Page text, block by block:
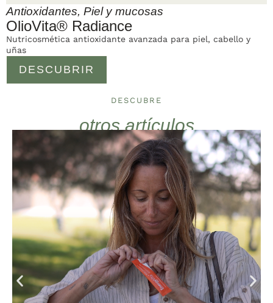
Antioxidantes, Piel y mucosas
OlioVita® Radiance
DESCUBRIR
Nutricosmética antioxidante avanzada para piel, cabello y
uñas
DESCUBRE
otros artículos